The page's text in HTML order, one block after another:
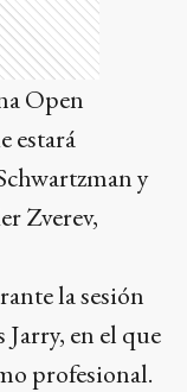
Open
estará
y
Zverev,
la sesión
en el que
profesional.